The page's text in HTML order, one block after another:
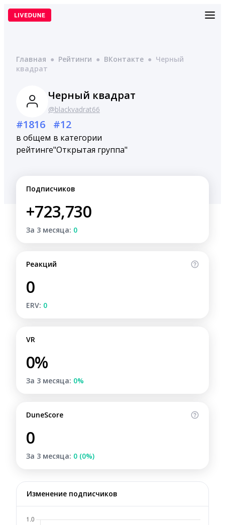
Перейти
Главная ● Рейтинги ● ВКонтакте ● Черный
квадрат
Черный квадрат
@blackvadrat66
#1816
в общем
рейтинге
#12
в категории
"Открытая группа"
Подписчиков
+723,730
За 3 месяца: 0
Реакций
0
ERV: 0
VR
0%
За 3 месяца: 0%
DuneScore
0
За 3 месяца: 0 (0%)
Изменение подписчиков